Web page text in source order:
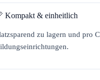
Kompakt & einheitlich
zu lagern und pro